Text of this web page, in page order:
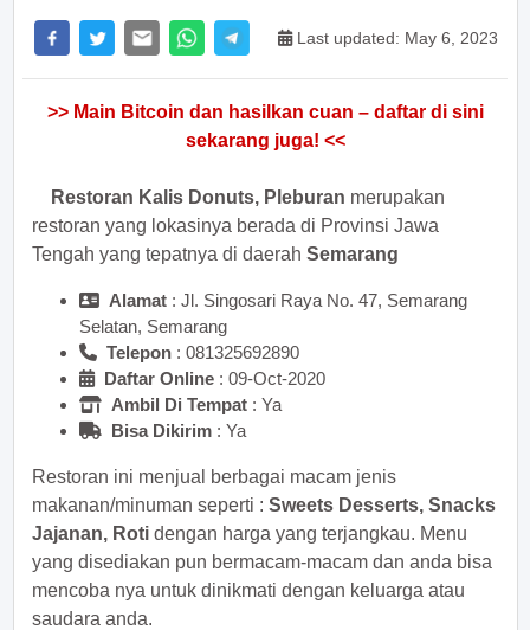
Last updated: May 6, 2023
Restoran Kalis Donuts, Pleburan merupakan
restoran yang lokasinya berada di Provinsi Jawa
Tengah yang tepatnya di daerah Semarang
Alamat : Jl. Singosari Raya No. 47, Semarang
Selatan, Semarang
Telepon :
Daftar Online : 09-Oct-2020
Ambil Di Tempat : Ya
Bisa Dikirim : Ya
Restoran ini menjual berbagai macam jenis
makanan/minuman seperti : Sweets Desserts, Snacks
Jajanan, Roti dengan harga yang terjangkau. Menu
yang disediakan pun bermacam-macam dan anda bisa
mencoba nya untuk dinikmati dengan keluarga atau
saudara anda.